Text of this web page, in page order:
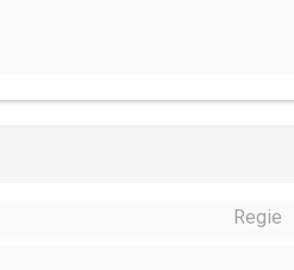
Regie